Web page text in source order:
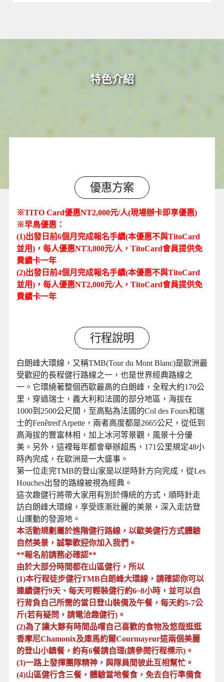
特色介紹
優惠方案
※TITO Card優惠NT2,000元/人(現場辦卡即享優惠)
※早鳥優惠：
(1)出發日前6個月完成報名手續(本優惠不與TitoCard
並用)，每人優惠NT3,000元/人，TitoCard會員提供免
費續卡一年
(2)出發日前4個月完成報名手續(本優惠不與TitoCard
並用)，每人優惠NT2,000元/人，TitoCard會員提供免
費續卡一年
行程說明
白朗峰大環線，又稱TMB(Tour du Mont Blanc)是歐洲最
受歡迎的長程健行路線之一，也是世界經典路線之
一。它環繞著整個西歐最高的白朗峰，全程大約170公
里，穿過瑞士，義大利和法國的部分地區，海拔在
1000到2500公尺間，至高點為法國的Col des Fours和瑞
士的Fenêtred'Arpette，兩者高度都是2665公尺，從低到
高海拔的豐富林相，加上冰河等景觀，風景十分優
美。另外，這裡每年都會舉辦超馬，171公里規定48小
時內完成，在歐洲是一大盛事。
第一位走完TMB的登山家是以逆時針方向完成，從Les
Houches出發的路線被視為經典。
這次趣健行將帶大家用有別於傳統的方式，順時針走
訪白朗峰大環線，享受逐漸壯麗的美景，深入走訪登
山運動的發源地。
本活動規劃屬於進階健行路線，以歐美健行方式體驗
自然美景，誠摯歡迎你加入我們。
**報名前請務必確認**
由於大部分時間都在山區健行，所以
(1)本行程徒步健行TMB白朗峰大環線，請確認你可以
連續健行9天、每天可輕裝健行約6~8小時，並可以自
行背負自己所需的當日登山裝備及午餐，每天約5-7公
斤(若有疑問，請電洽趣健行)。
(2)為了讓大夥有時間品嚐自己喜歡的食物及悠哉逛逛
香摩尼Chamonix及庫馬約爾Courmayeur這兩個美麗
的登山小鎮餐，約有6餐請自理(請參閱行程標示)。
(3)一路上發揮團隊精神，與隊員間彼此互相幫忙。
(4)山區健行含三餐，體驗當地餐食，免去自行準備食